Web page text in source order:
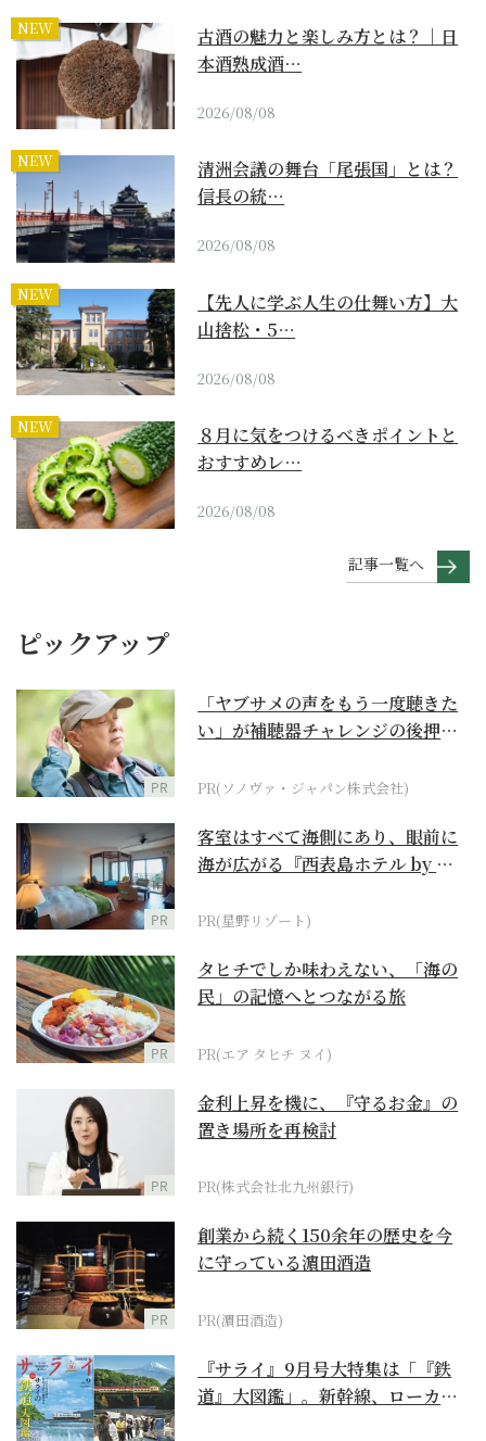
NEW
古酒の魅力と楽しみ方とは？｜日
本酒熟成酒…
2026/08/08
NEW
清洲会議の舞台「尾張国」とは？
信長の統…
2026/08/08
NEW
【先人に学ぶ人生の仕舞い方】大
山捨松・5…
2026/08/08
NEW
８月に気をつけるべきポイントと
おすすめレ…
2026/08/08
記事一覧へ
ピックアップ
PR
「ヤブサメの声をもう一度聴きた
い」が補聴器チャレンジの後押し
PR(ソノヴァ・ジャパン株式会社)
PR
客室はすべて海側にあり、眼前に
海が広がる『西表島ホテル by 星
PR(星野リゾート)
PR
タヒチでしか味わえない、「海の
民」の記憶へとつながる旅
PR(エア タヒチ ヌイ)
PR
金利上昇を機に、『守るお金』の
置き場所を再検討
PR(株式会社北九州銀行)
PR
創業から続く150余年の歴史を今
に守っている濵田酒造
PR(濵田酒造)
『サライ』9月号大特集は「『鉄
道』大図鑑」。新幹線、ローカル